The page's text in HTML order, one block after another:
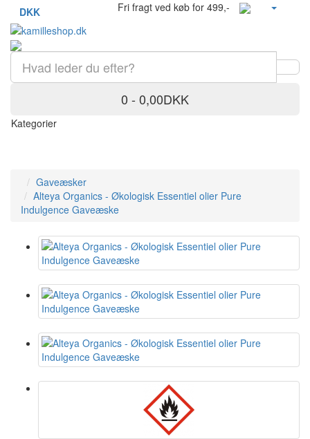
DKK Fri fragt ved køb for 499,-
0 - 0,00DKK
Kategorier
Gaveæsker
Alteya Organics - Økologisk Essentiel olier Pure
Indulgence Gaveæske